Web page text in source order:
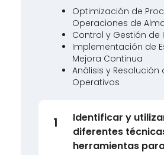
Optimización de
Operaciones de
Control y Gestión de
Implementación de
Mejora Continua
Análisis y Resolución
Operativos
1
Identificar y
diferentes
herramientas